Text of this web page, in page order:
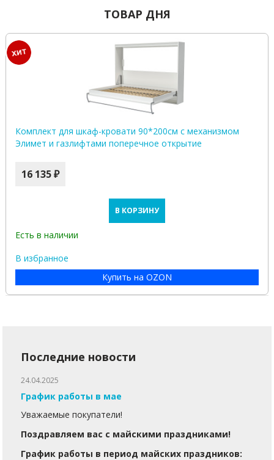
ТОВАР ДНЯ
Комплект для шкаф-кровати 90*200см с механизмом
Элимет и газлифтами поперечное открытие
16 135 ₽
В КОРЗИНУ
Есть в наличии
В избранное
Купить на OZON
Последние новости
24.04.2025
График работы в мае
Уважаемые покупатели!
Поздравляем вас с майскими праздниками!
График работы в период майских праздников: